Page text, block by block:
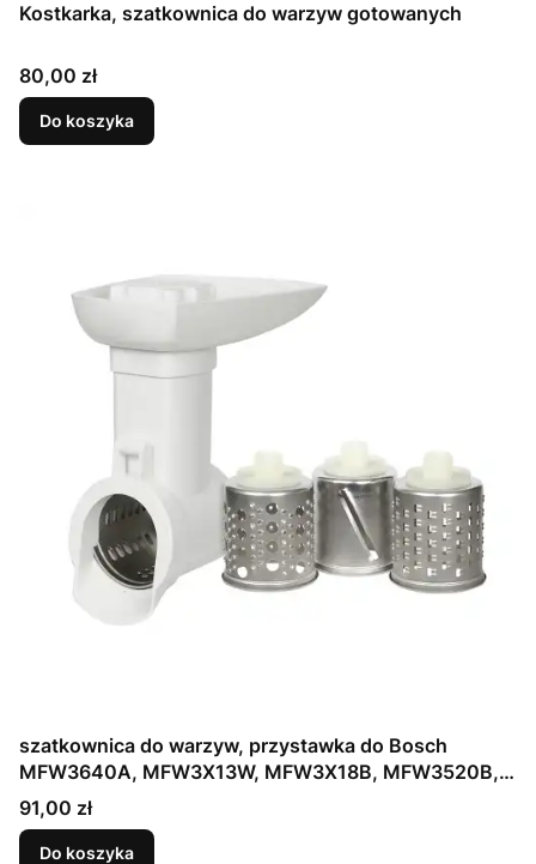
Kostkarka, szatkownica do warzyw gotowanych
Cena
80,00 zł
Do koszyka
szatkownica do warzyw, przystawka do Bosch
MFW3640A, MFW3X13W, MFW3X18B, MFW3520B,
MFW3910W
Cena
91,00 zł
Do koszyka